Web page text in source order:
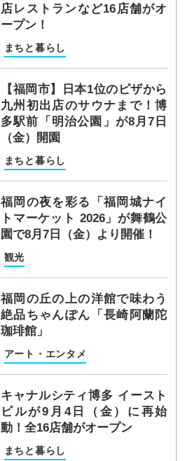
店レストランなど16店舗がオ
ープン！
まちと暮らし
【福岡市】日本1位のピザから
九州初出店のサウナまで！博
多駅前「明治公園」が8月7日
（金）開園
まちと暮らし
福岡の夜を彩る「福岡城ナイ
トマーケット 2026」が舞鶴公
園で8月7日（金）より開催！
観光
福岡の丘の上の洋館で味わう
絶品ちゃんぽん「長崎阿蘭陀
珈琲館」
アート・エンタメ
キャナルシティ博多 イースト
ビルが9月4日（金）に再始
動！全16店舗がオープン
まちと暮らし